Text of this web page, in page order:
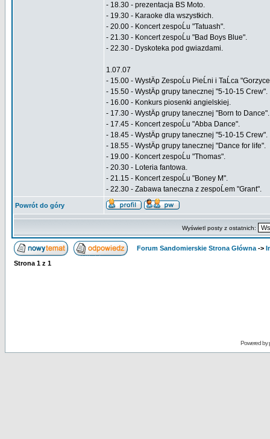
- 18.30 - prezentacja BS Moto.
- 19.30 - Karaoke dla wszystkich.
- 20.00 - Koncert zespoĹu "Tatuash".
- 21.30 - Koncert zespoĹu "Bad Boys Blue".
- 22.30 - Dyskoteka pod gwiazdami.
1.07.07
- 15.00 - WystÄp ZespoĹu PieĹni i TaĹca
- 15.50 - WystÄp grupy tanecznej "5-10-15 Crew".
- 16.00 - Konkurs piosenki angielskiej.
- 17.30 - WystÄp grupy tanecznej "Born to Dance".
- 17.45 - Koncert zespoĹu "Abba Dance".
- 18.45 - WystÄp grupy tanecznej "5-10-15 Crew".
- 18.55 - WystÄp grupy tanecznej "Dance for life".
- 19.00 - Koncert zespoĹu "Thomas".
- 20.30 - Loteria fantowa.
- 21.15 - Koncert zespoĹu "Boney M".
- 22.30 - Zabawa taneczna z zespoĹem "Grant".
Powrót do góry
Wyświetl posty z ostatnich:
Forum Sandomierskie Strona Główna ->
Strona 1 z 1
Powered by